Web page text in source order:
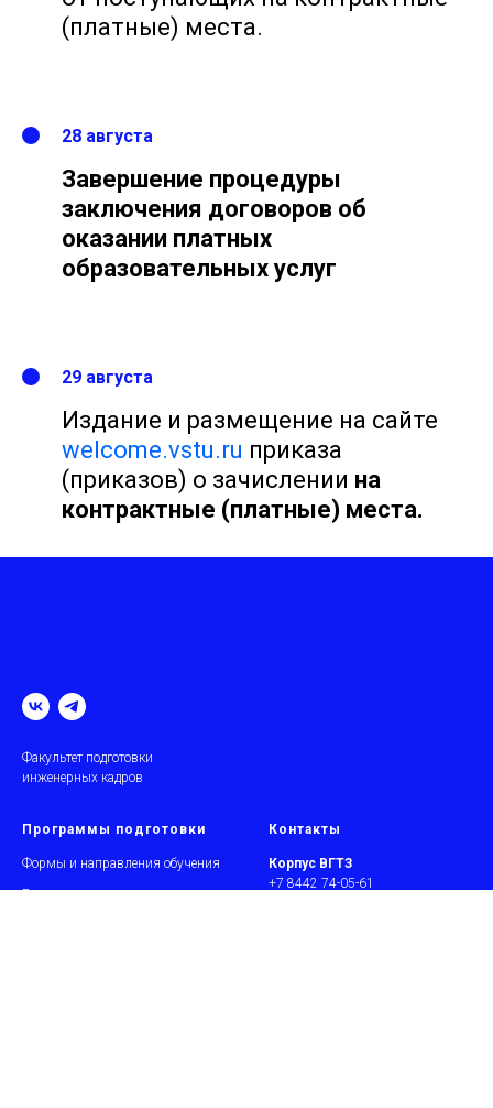
(платные) места.
28 августа
Завершение процедуры
заключения договоров об
оказании платных
образовательных услуг
29 августа
Издание и размещение на сайте
welcome.vstu.ru приказа
(приказов) о зачислении на
контрактные (платные) места.
Факультет подготовки
инженерных кадров
Программы подготовки
Формы и направления обучения
Второе высшее
Контакты
Корпус ВГТЗ
+7 8442 74-05-61